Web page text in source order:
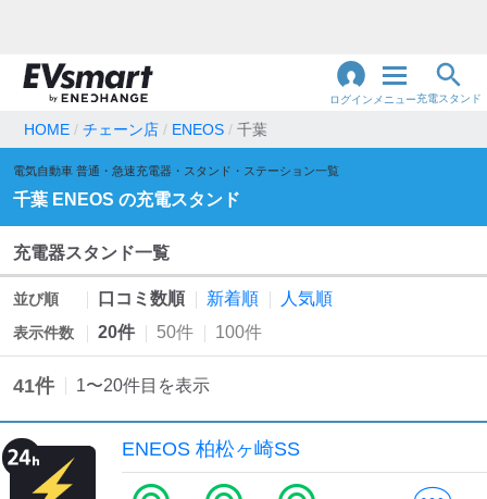
ログイン メニュー充電スタンド
地名・観光スポット・住所
充電器の種類
急速充電器のみ表示
認証システム
EV充電エネチェンジ e-Mobility Power
HOME チェーン店 ENEOS 千葉
電気自動車 普通・急速充電器・スタンド・ステーション一覧
千葉 ENEOS の充電スタンド
充電器スタンド一覧
並び順 口コミ数順 新着順 人気順
表示件数 20件 50件 100件
41件 1〜20件目を表示
ENEOS 柏松ヶ崎SS